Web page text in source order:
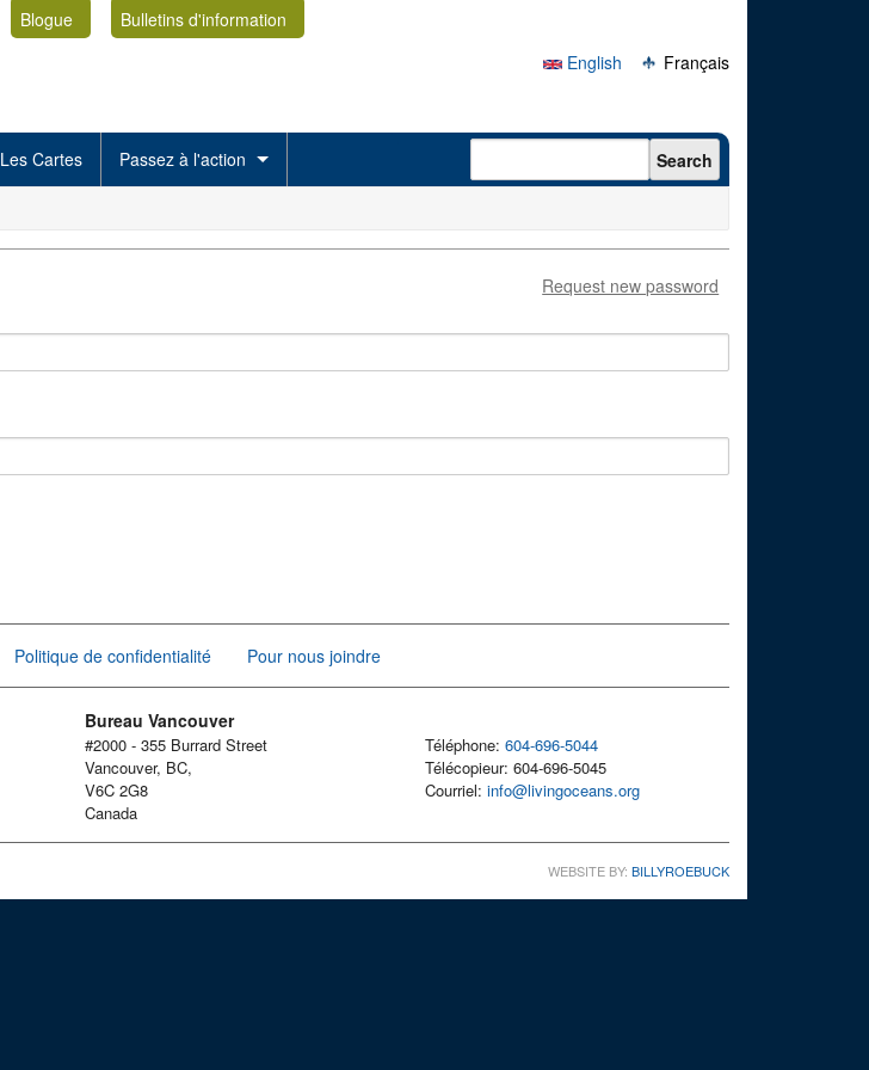
Blogue
Bulletins d'information
English
Français
Les Cartes Passez à l'action Search form Search
Request new password
Politique de confidentialité Pour nous joindre
Bureau Vancouver
#2000 - 355 Burrard Street
Vancouver, BC,
V6C 2G8
Canada
Téléphone: 604-696-5044
Télécopieur: 604-696-5045
Courriel: info@livingoceans.org
WEBSITE BY: BILLYROEBUCK